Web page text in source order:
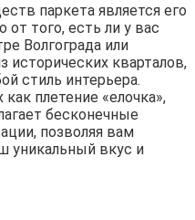
паркета является его
того, есть ли у вас
Волгограда или
кварталов,
стиль интерьера.
плетение «елочка»,
бесконечные
позволяя вам
уникальный вкус и